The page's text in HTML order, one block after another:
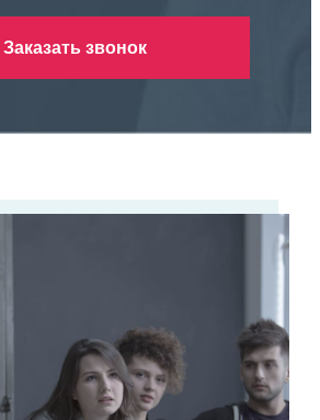
Заказать звонок